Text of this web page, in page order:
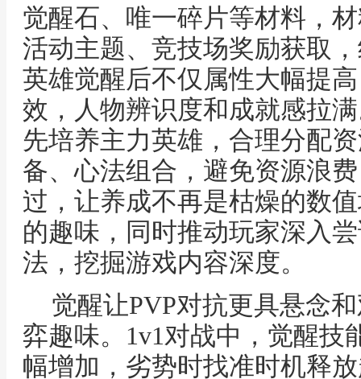
觉醒石、唯一碎片等材料，
活动主题、竞技场奖励获取
英雄觉醒后不仅属性大幅提
效，人物辨识度和成就感拉
先培养主力英雄，合理分配
备、心法组合，避免资源浪
过，让养成不再是枯燥的数
的趣味，同时推动玩家深入
法，挖掘游戏内容深度。
觉醒让PVP对抗更具悬念
弈趣味。1v1对战中，觉醒技
幅增加，劣势时找准时机释